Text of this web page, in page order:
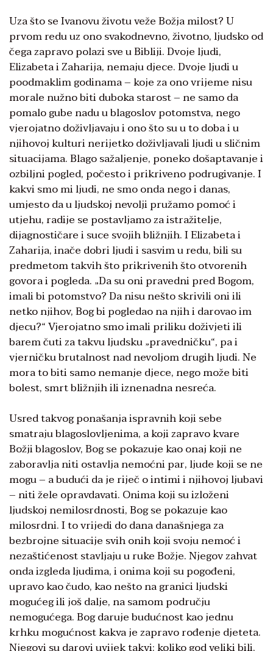
Uza što se Ivanovu životu veže Božja milost? U
prvom redu uz ono svakodnevno, životno, ljudsko od
čega zapravo polazi sve u Bibliji. Dvoje ljudi,
Elizabeta i Zaharija, nemaju djece. Dvoje ljudi u
poodmaklim godinama – koje za ono vrijeme nisu
morale nužno biti duboka starost – ne samo da
pomalo gube nadu u blagoslov potomstva, nego
vjerojatno doživljavaju i ono što su u to doba i u
njihovoj kulturi nerijetko doživljavali ljudi u sličnim
situacijama. Blago sažaljenje, poneko došaptavanje i
ozbiljni pogled, počesto i prikriveno podrugivanje. I
kakvi smo mi ljudi, ne smo onda nego i danas,
umjesto da u ljudskoj nevolji pružamo pomoć i
utjehu, radije se postavljamo za istražitelje,
dijagnostičare i suce svojih bližnjih. I Elizabeta i
Zaharija, inače dobri ljudi i sasvim u redu, bili su
predmetom takvih što prikrivenih što otvorenih
govora i pogleda. „Da su oni pravedni pred Bogom,
imali bi potomstvo? Da nisu nešto skrivili oni ili
netko njihov, Bog bi pogledao na njih i darovao im
djecu?“ Vjerojatno smo imali priliku doživjeti ili
barem čuti za takvu ljudsku „pravedničku“, pa i
vjerničku brutalnost nad nevoljom drugih ljudi. Ne
mora to biti samo nemanje djece, nego može biti
bolest, smrt bližnjih ili iznenadna nesreća.
Usred takvog ponašanja ispravnih koji sebe
smatraju blagoslovljenima, a koji zapravo kvare
Božji blagoslov, Bog se pokazuje kao onaj koji ne
zaboravlja niti ostavlja nemoćni par, ljude koji se ne
mogu – a budući da je riječ o intimi i njihovoj ljubavi
– niti žele opravdavati. Onima koji su izloženi
ljudskoj nemilosrdnosti, Bog se pokazuje kao
milosrdni. I to vrijedi do dana današnjega za
bezbrojne situacije svih onih koji svoju nemoć i
nezaštićenost stavljaju u ruke Božje. Njegov zahvat
onda izgleda ljudima, i onima koji su pogođeni,
upravo kao čudo, kao nešto na granici ljudski
mogućeg ili još dalje, na samom području
nemogućega. Bog daruje budućnost kao jednu
krhku mogućnost kakva je zapravo rođenje djeteta.